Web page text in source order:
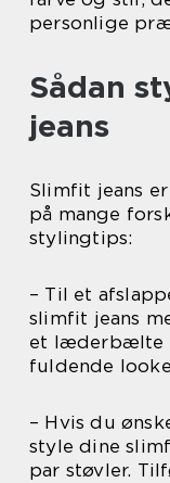
personlige
Sådan
jeans
Slimfit jeans
på mange
stylingtips:
– Til et
slimfit jeans
et læderbælte
fuldende
– Hvis du
style dine
par støvler.